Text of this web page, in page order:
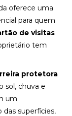
oferece uma
para quem
de visitas
tem
protetora
sol, chuva e
um
superfícies,